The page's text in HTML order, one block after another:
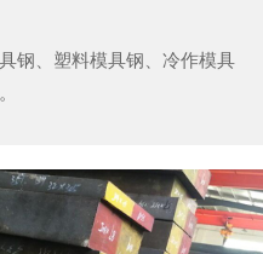
钢、塑料模具钢、冷作模具